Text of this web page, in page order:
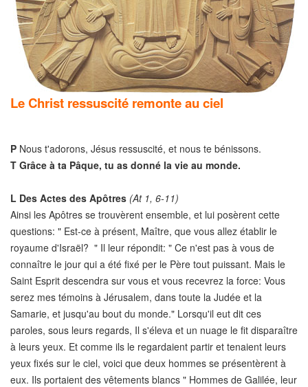
Le Christ ressuscité remonte au ciel
P Nous t'adorons, Jésus ressuscité, et nous te bénissons.
T Grâce à ta Pâque, tu as donné la vie au monde.
L Des Actes des Apôtres (At 1, 6-11)
Ainsi les Apôtres se trouvèrent ensemble, et lui posèrent cette
questions: " Est-ce à présent, Maître, que vous allez établir le
royaume d'Israël? " Il leur répondit: " Ce n'est pas à vous de
connaître le jour qui a été fixé per le Père tout puissant. Mais le
Saint Esprit descendra sur vous et vous recevrez la force: Vous
serez mes témoins à Jérusalem, dans toute la Judée et la
Samarie, et jusqu'au bout du monde." Lorsqu'il eut dit ces
paroles, sous leurs regards, Il s'éleva et un nuage le fit disparaître
à leurs yeux. Et comme ils le regardaient partir et tenaient leurs
yeux fixés sur le ciel, voici que deux hommes se présentèrent à
eux. Ils portaient des vêtements blancs " Hommes de Galilée, leur